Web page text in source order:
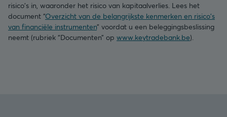
risico's in, waaronder het risico van kapitaalverlies. Lees het
document “Overzicht van de belangrijkste kenmerken en risico's
van financiële instrumenten” voordat u een beleggingsbeslissing
neemt (rubriek “Documenten” op www.keytradebank.be).